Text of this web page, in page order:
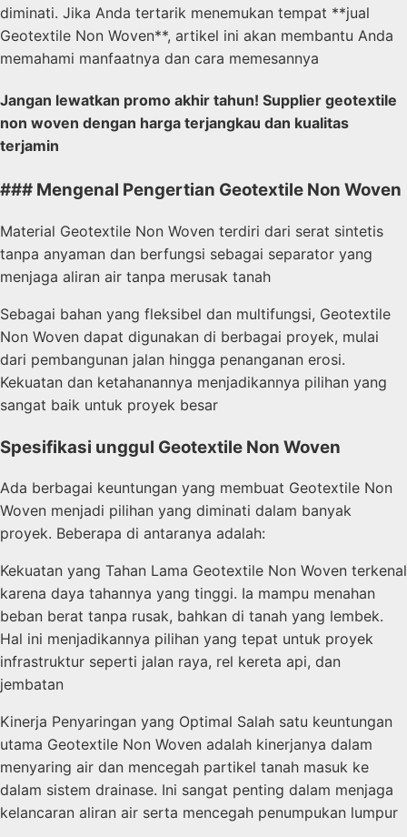
diminati. Jika Anda tertarik menemukan tempat **jual
Geotextile Non Woven**, artikel ini akan membantu Anda
memahami manfaatnya dan cara memesannya
Jangan lewatkan promo akhir tahun! Supplier geotextile
non woven dengan harga terjangkau dan kualitas
terjamin
### Mengenal Pengertian Geotextile Non Woven
Material Geotextile Non Woven terdiri dari serat sintetis
tanpa anyaman dan berfungsi sebagai separator yang
menjaga aliran air tanpa merusak tanah
Sebagai bahan yang fleksibel dan multifungsi, Geotextile
Non Woven dapat digunakan di berbagai proyek, mulai
dari pembangunan jalan hingga penanganan erosi.
Kekuatan dan ketahanannya menjadikannya pilihan yang
sangat baik untuk proyek besar
Spesifikasi unggul Geotextile Non Woven
Ada berbagai keuntungan yang membuat Geotextile Non
Woven menjadi pilihan yang diminati dalam banyak
proyek. Beberapa di antaranya adalah:
Kekuatan yang Tahan Lama Geotextile Non Woven terkenal
karena daya tahannya yang tinggi. Ia mampu menahan
beban berat tanpa rusak, bahkan di tanah yang lembek.
Hal ini menjadikannya pilihan yang tepat untuk proyek
infrastruktur seperti jalan raya, rel kereta api, dan
jembatan
Kinerja Penyaringan yang Optimal Salah satu keuntungan
utama Geotextile Non Woven adalah kinerjanya dalam
menyaring air dan mencegah partikel tanah masuk ke
dalam sistem drainase. Ini sangat penting dalam menjaga
kelancaran aliran air serta mencegah penumpukan lumpur